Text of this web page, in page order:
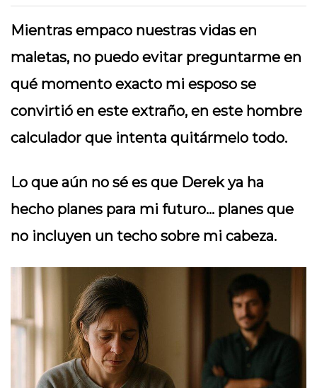
Mientras empaco nuestras vidas en
maletas, no puedo evitar preguntarme en
qué momento exacto mi esposo se
convirtió en este extraño, en este hombre
calculador que intenta quitármelo todo.
Lo que aún no sé es que Derek ya ha
hecho planes para mi futuro… planes que
no incluyen un techo sobre mi cabeza.